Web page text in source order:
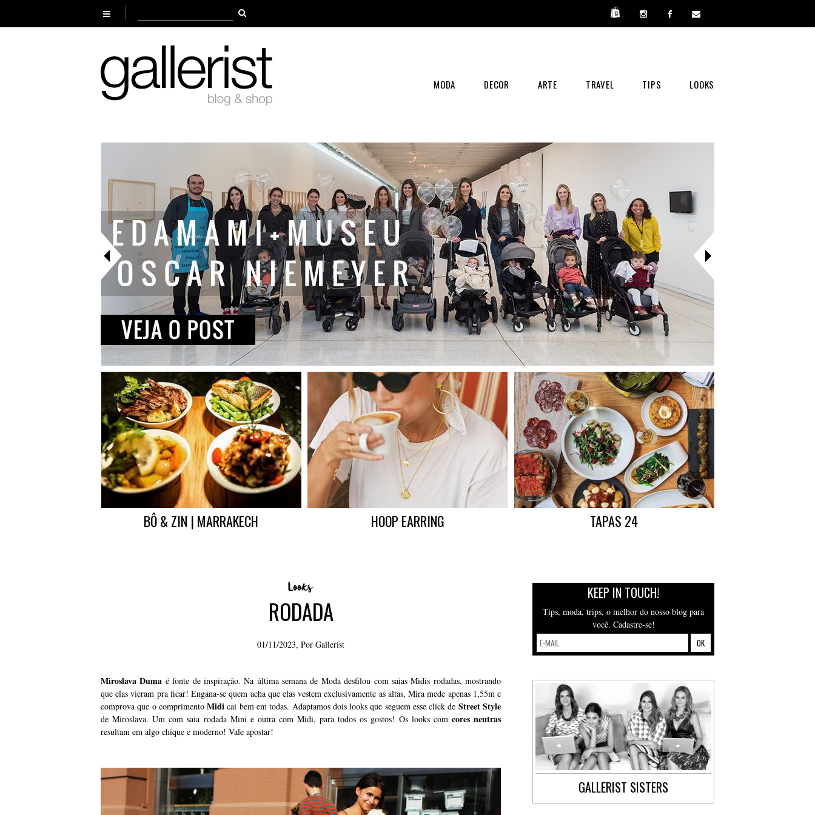
MODA DECOR ARTE TRAVEL TIPS LOOKS
BÔ & ZIN | MARRAKECH HOOP EARRING TAPAS 24
RODADA
01/11/2023, Por Gallerist
Miroslava Duma é fonte de inspiração. Na última semana de Moda desfilou com saias Midis rodadas, mostrando
que elas vieram pra ficar! Engana-se quem acha que elas vestem exclusivamente as altas, Mira mede apenas 1,55m e
comprova que o comprimentoMidi cai bem em todas. Adaptamos dois looks que seguem esse click de Street Style
de Miroslava. Um com saia rodada Mini e outra com Midi, para todos os gostos! Os looks com cores neutras
resultam em algo chique e moderno! Vale apostar!
KEEP IN TOUCH!
Tips, moda, trips, o melhor do nosso blog para
você. Cadastre-se!
GALLERIST SISTERS